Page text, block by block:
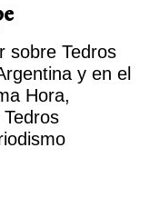
sobre Tedros
y en el
Hora,